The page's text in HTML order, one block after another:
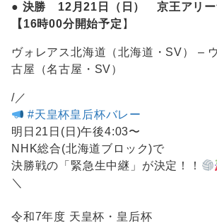
● 決勝 12月21日（日） 京王アリー
【16時00分開始予定 】
ヴォレアス北海道（北海道・SV） –
古屋（名古屋・SV）
/／
#天皇杯皇后杯バレー
明日21日(日)午後4:03〜
NHK総合(北海道ブロック)で
決勝戦の「緊急生中継」が決定！！
＼
令和7年度 天皇杯・皇后杯